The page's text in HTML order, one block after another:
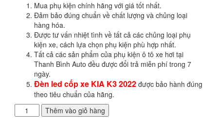
2.500.000₫.là:
2.200.000₫.
Mua phụ kiện chính hãng với giá tốt nhất.
Đảm bảo đúng chuẩn về chất lượng và chủng loại
hàng hóa.
Được tư vấn nhiệt tình về tất cả các chủng loại phụ
kiện xe, cách lựa chọn phụ kiện phù hợp nhất.
Tất cả các sản phẩm của phụ kiện ô tô xe hơi tại
Thanh Bình Auto đều được đổi trả miễn phí trong 7
ngày.
Đèn led cốp xe KIA K3 2022 được bảo hành đúng
theo tiêu chuẩn của hãng.
ĐỊA
CHỈ
Thêm vào giỏ hàng